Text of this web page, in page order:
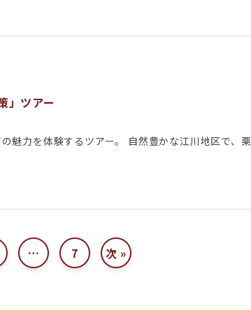
」ツアー
魅力を体験するツアー。 自然豊かな江川地区で、
… 7 次 »